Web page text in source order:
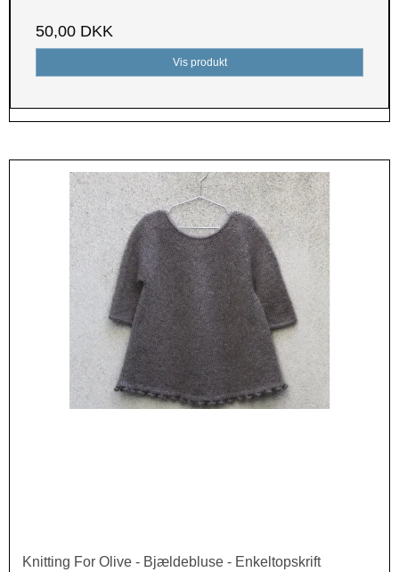
50,00 DKK
Vis produkt
Knitting For Olive - Bjældebluse - Enkeltopskrift